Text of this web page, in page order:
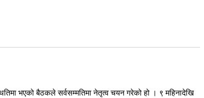
भएको बैठकले सर्वसम्मतिमा नेतृत्व चयन गरेको हो । ९ महिनादेखि